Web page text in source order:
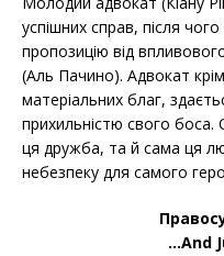
успішних справ, після
пропозицію від
(Аль Пачино). Адвокат
матеріальних благ,
прихильністю свого боса.
ця дружба, та й сама ця
небезпеку для самого
…And